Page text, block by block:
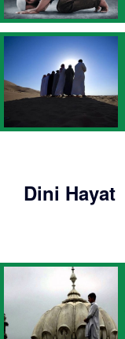
Dini Hayat